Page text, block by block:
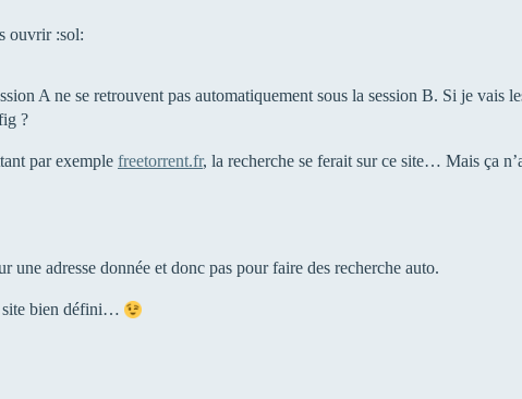
ouvrir :sol:
A ne se retrouvent pas automatiquement sous la session B. Si je vais
?
par exemple freetorrent.fr, la recherche se ferait sur ce site… Mais ça
adresse donnée et donc pas pour faire des recherche auto.
site bien défini…